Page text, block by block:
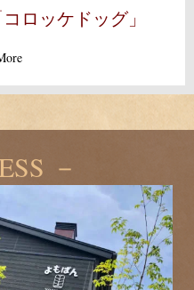
ロッケドッグ」
about キャベツたっぷり「コ
－